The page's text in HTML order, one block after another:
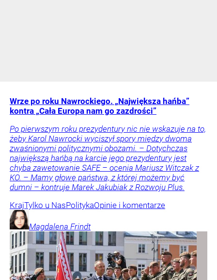
Wrze po roku Nawrockiego. „Największa hańba”
kontra „Cała Europa nam go zazdrości”
Po pierwszym roku prezydentury nic nie wskazuje na to,
żeby Karol Nawrocki wyciszył spory między dwoma
zwaśnionymi politycznymi obozami. – Dotychczas
największą hańbą na karcie jego prezydentury jest
chyba zawetowanie SAFE – ocenia Mariusz Witczak z
KO. – Mamy głowę państwa, z której możemy być
dumni – kontruje Marek Jakubiak z Rozwoju Plus.
KrajTylko u NasPolitykaOpinie i komentarze
Magdalena Frindt